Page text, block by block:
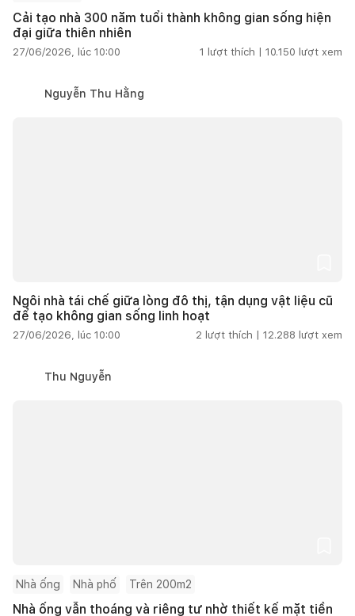
Cải tạo nhà 300 năm tuổi thành không gian sống hiện
đại giữa thiên nhiên
27/06/2026, lúc 10:00 1 lượt thích | 10.150 lượt xem
Nguyễn Thu Hằng
Ngôi nhà tái chế giữa lòng đô thị, tận dụng vật liệu cũ
để tạo không gian sống linh hoạt
27/06/2026, lúc 10:00 2 lượt thích | 12.288 lượt xem
Thu Nguyễn
Nhà ống Nhà phố Trên 200m2
Nhà ống vẫn thoáng và riêng tư nhờ thiết kế mặt tiền